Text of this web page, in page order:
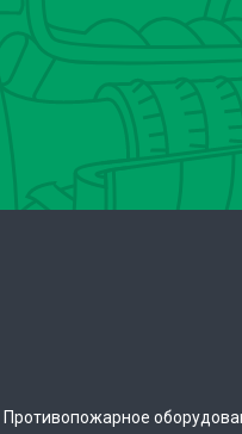
Противопожарное